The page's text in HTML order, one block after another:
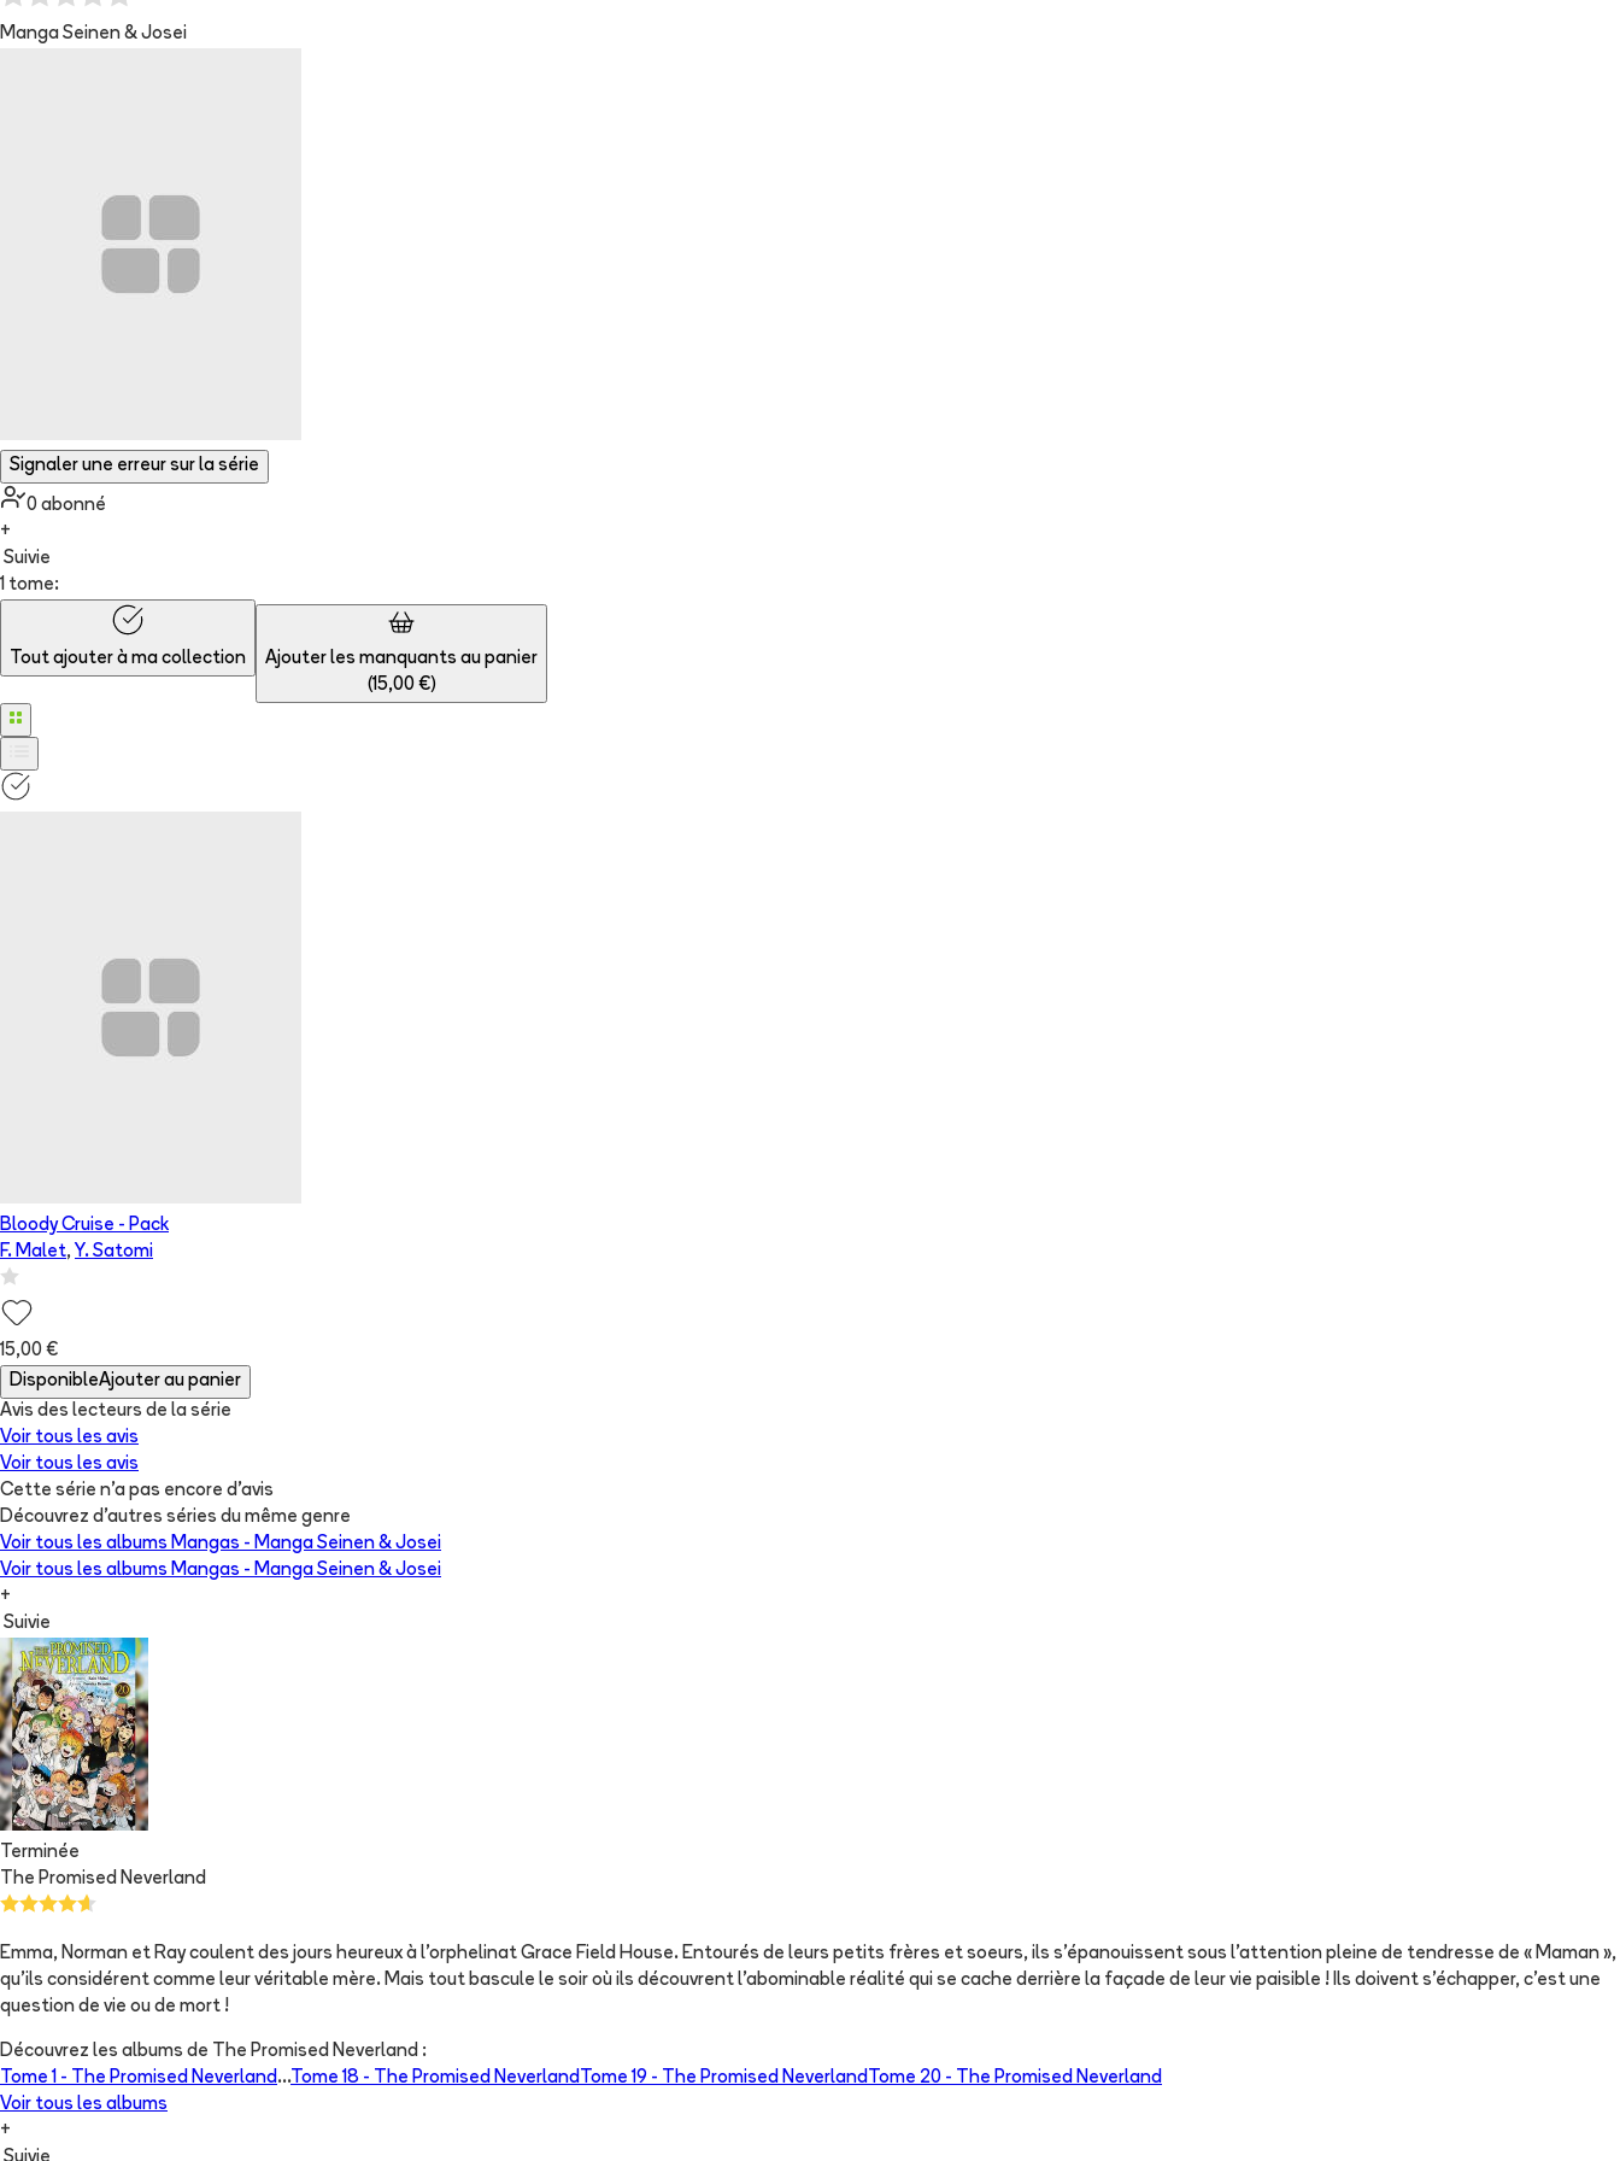
Manga Seinen & Josei
Signaler une erreur sur la série
0 abonné
+
Suivie
1 tome:
Tout ajouter à ma collection
Ajouter les manquants au panier
(15,00 €)
Bloody Cruise - Pack
F. Malet, Y. Satomi
15,00 €
DisponibleAjouter au panier
Avis des lecteurs de la série
Voir tous les avis
Voir tous les avis
Cette série n'a pas encore d'avis
Découvrez d'autres séries du même genre
Voir tous les albums Mangas - Manga Seinen & Josei
Voir tous les albums Mangas - Manga Seinen & Josei
+
Suivie
Terminée
The Promised Neverland
Emma, Norman et Ray coulent des jours heureux à l'orphelinat Grace Field House. Entourés de leurs petits frères et soeurs, ils s'épanouissent sous l'attention pleine de tendresse de « Maman »,
qu'ils considérent comme leur véritable mère. Mais tout bascule le soir où ils découvrent l'abominable réalité qui se cache derrière la façade de leur vie paisible ! Ils doivent s'échapper, c'est une
question de vie ou de mort !
Découvrez les albums de The Promised Neverland :
Tome 1 -
The Promised Neverland ...Tome 18 - The Promised Neverland Tome 19 - The Promised Neverland Tome 20 -
The Promised Neverland
Voir tous les albums
+